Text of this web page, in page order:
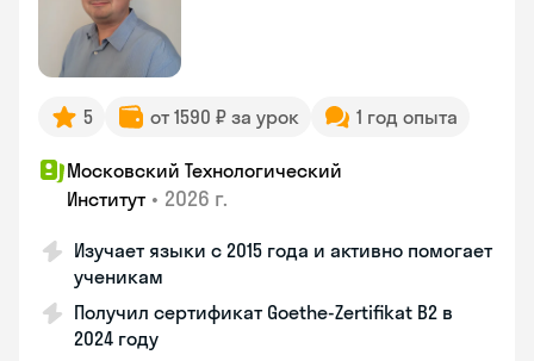
5 от 1590 ₽ за урок 1 год опыта
Московский Технологический
Институт • 2026 г.
Изучает языки с 2015 года и активно помогает
ученикам
Получил сертификат Goethe-Zertifikat B2 в
2024 году